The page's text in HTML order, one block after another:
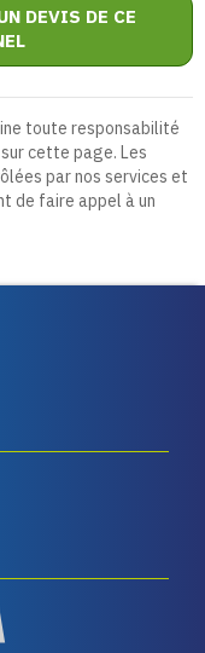
DEVIS DE CE
toute responsabilité
cette page. Les
par nos services et
de faire appel à un